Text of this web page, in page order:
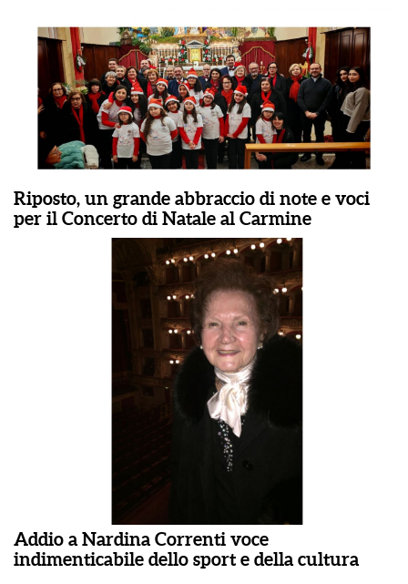
Riposto, un grande abbraccio di note e voci
per il Concerto di Natale al Carmine
Addio a Nardina Correnti voce
indimenticabile dello sport e della cultura